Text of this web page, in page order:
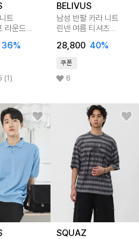
트
라운드
36%
(1)
BELIVUS
남성 반팔 카라 니트
린넨 여름 티셔츠
28,800 40%
쿠폰
6
SQUAZ